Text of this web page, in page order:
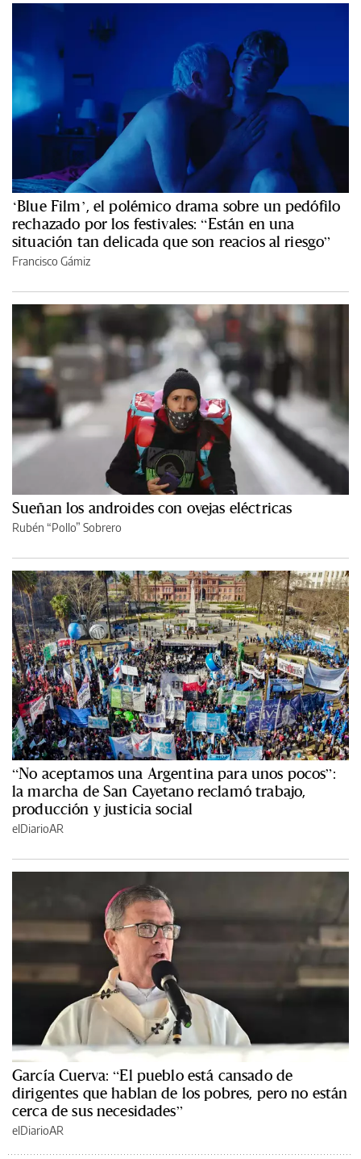
‘Blue Film’, el polémico drama sobre un pedófilo
rechazado por los festivales: “Están en una
situación tan delicada que son reacios al riesgo”
Francisco Gámiz
Sueñan los androides con ovejas eléctricas
Rubén “Pollo” Sobrero
“No aceptamos una Argentina para unos pocos”:
la marcha de San Cayetano reclamó trabajo,
producción y justicia social
elDiarioAR
García Cuerva: “El pueblo está cansado de
dirigentes que hablan de los pobres, pero no están
cerca de sus necesidades”
elDiarioAR